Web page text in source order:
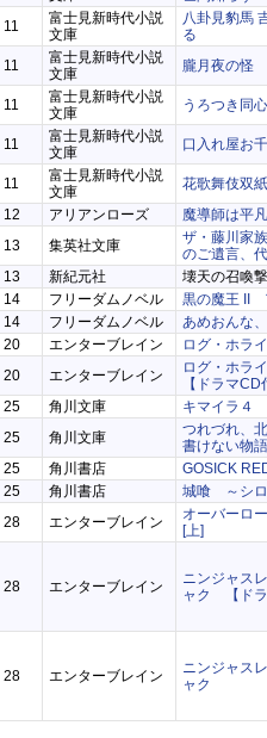
11
富士見新時代小説
文庫
八卦見豹馬
る
11
富士見新時代小説
文庫
朧月夜の怪
11
富士見新時代小説
文庫
うろつき同
11
富士見新時代小説
文庫
口入れ屋お
11
富士見新時代小説
文庫
花歌舞伎双
12
アリアンローズ
魔導師は平
13
集英社文庫
ザ・藤川家
のご遺言、
13
新紀元社
壊天の召喚
14
フリーダムノベル
黒の魔王 II
14
フリーダムノベル
あめおんな
20
エンターブレイン
ログ・ホラ
20
エンターブレイン
ログ・ホ
【ドラマ
25
角川文庫
キマイラ４
25
角川文庫
つれづれ、
書けない物語
25
角川書店
GOSICK
25
角川書店
城喰 ～シ
28
エンターブレイン
オーバーロ
[上]
28 エンターブレイン
ニンジャス
ャク 【ド
28 エンターブレイン
ニンジャス
ャク